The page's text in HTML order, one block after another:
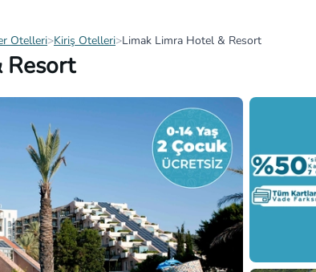
Otelleri>Kiriş Otelleri>Limak Limra Hotel & Resort
Resort